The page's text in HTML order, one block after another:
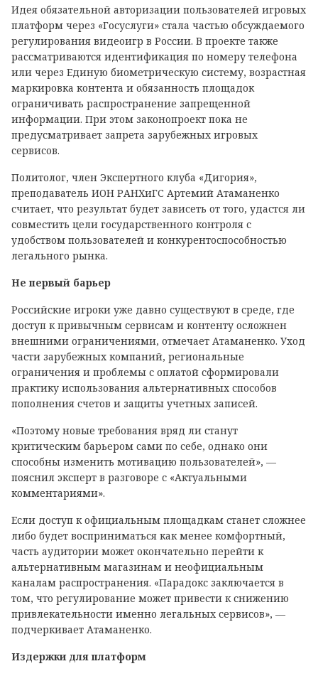
Идея обязательной авторизации пользователей игровых
платформ через «Госуслуги» стала частью обсуждаемого
регулирования видеоигр в России. В проекте также
рассматриваются идентификация по номеру телефона
или через Единую биометрическую систему, возрастная
маркировка контента и обязанность площадок
ограничивать распространение запрещенной
информации. При этом законопроект пока не
предусматривает запрета зарубежных игровых
сервисов.
Политолог, член Экспертного клуба «Дигория»,
преподаватель ИОН РАНХиГС Артемий Атаманенко
считает, что результат будет зависеть от того, удастся ли
совместить цели государственного контроля с
удобством пользователей и конкурентоспособностью
легального рынка.
Не первый барьер
Российские игроки уже давно существуют в среде, где
доступ к привычным сервисам и контенту осложнен
внешними ограничениями, отмечает Атаманенко. Уход
части зарубежных компаний, региональные
ограничения и проблемы с оплатой сформировали
практику использования альтернативных способов
пополнения счетов и защиты учетных записей.
«Поэтому новые требования вряд ли станут
критическим барьером сами по себе, однако они
способны изменить мотивацию пользователей», —
пояснил эксперт в разговоре с «Актуальными
комментариями».
Если доступ к официальным площадкам станет сложнее
либо будет восприниматься как менее комфортный,
часть аудитории может окончательно перейти к
альтернативным магазинам и неофициальным
каналам распространения. «Парадокс заключается в
том, что регулирование может привести к снижению
привлекательности именно легальных сервисов», —
подчеркивает Атаманенко.
Издержки для платформ